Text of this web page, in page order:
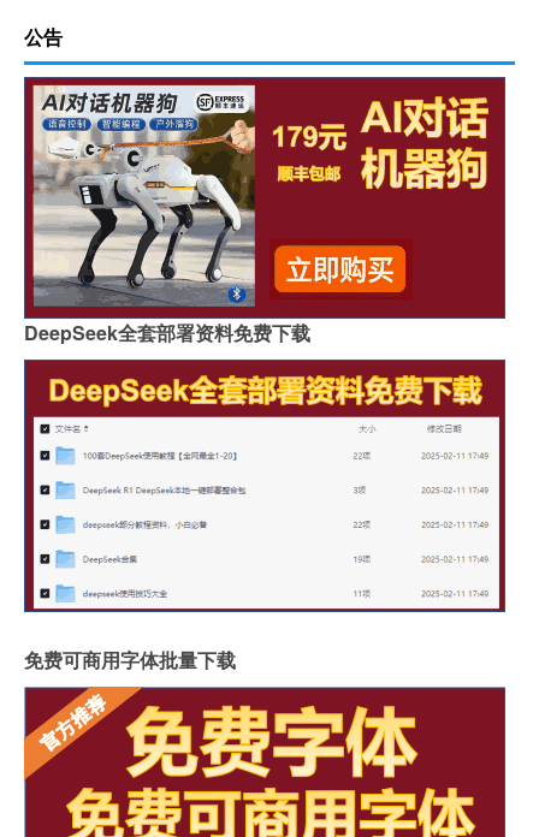
公告
DeepSeek全套部署资料免费下载
免费可商用字体批量下载